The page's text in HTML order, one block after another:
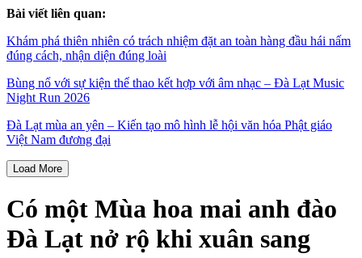
Bài viết liên quan:
Khám phá thiên nhiên có trách nhiệm đặt an toàn hàng đầu hái nấm
đúng cách, nhận diện đúng loài
Bùng nổ với sự kiện thể thao kết hợp với âm nhạc – Đà Lạt Music
Night Run 2026
Đà Lạt mùa an yên – Kiến tạo mô hình lễ hội văn hóa Phật giáo
Việt Nam đương đại
Load More
Có một Mùa hoa mai anh đào
Đà Lạt nở rộ khi xuân sang